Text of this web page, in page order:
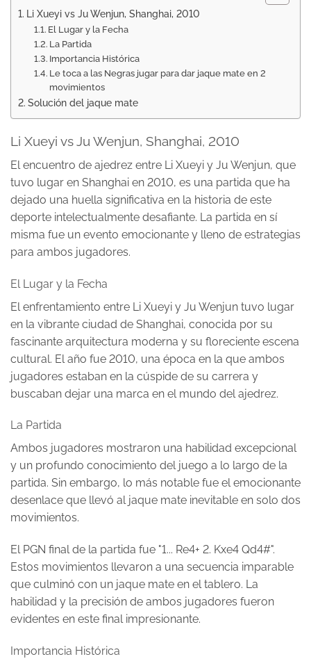
Li Xueyi vs Ju Wenjun, Shanghai, 2010
El Lugar y la Fecha
La Partida
Importancia Histórica
Le toca a las Negras jugar para dar jaque mate en 2
movimientos
Solución del jaque mate
Li Xueyi vs Ju Wenjun, Shanghai, 2010
El encuentro de ajedrez entre Li Xueyi y Ju Wenjun, que
tuvo lugar en Shanghai en 2010, es una partida que ha
dejado una huella significativa en la historia de este
deporte intelectualmente desafiante. La partida en sí
misma fue un evento emocionante y lleno de estrategias
para ambos jugadores.
El Lugar y la Fecha
El enfrentamiento entre Li Xueyi y Ju Wenjun tuvo lugar
en la vibrante ciudad de Shanghai, conocida por su
fascinante arquitectura moderna y su floreciente escena
cultural. El año fue 2010, una época en la que ambos
jugadores estaban en la cúspide de su carrera y
buscaban dejar una marca en el mundo del ajedrez.
La Partida
Ambos jugadores mostraron una habilidad excepcional
y un profundo conocimiento del juego a lo largo de la
partida. Sin embargo, lo más notable fue el emocionante
desenlace que llevó al jaque mate inevitable en solo dos
movimientos.
El PGN final de la partida fue "1... Re4+ 2. Kxe4 Qd4#".
Estos movimientos llevaron a una secuencia imparable
que culminó con un jaque mate en el tablero. La
habilidad y la precisión de ambos jugadores fueron
evidentes en este final impresionante.
Importancia Histórica